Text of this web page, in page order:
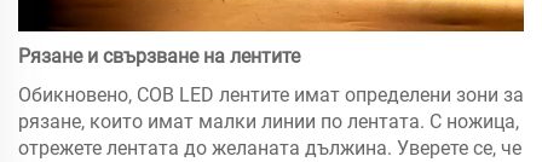
Рязане и свързване на лентите
Обикновено, COB LED лентите имат определени зони за
рязане, които имат малки линии по лентата. С ножица,
отрежете лентата до желаната дължина. Уверете се, че